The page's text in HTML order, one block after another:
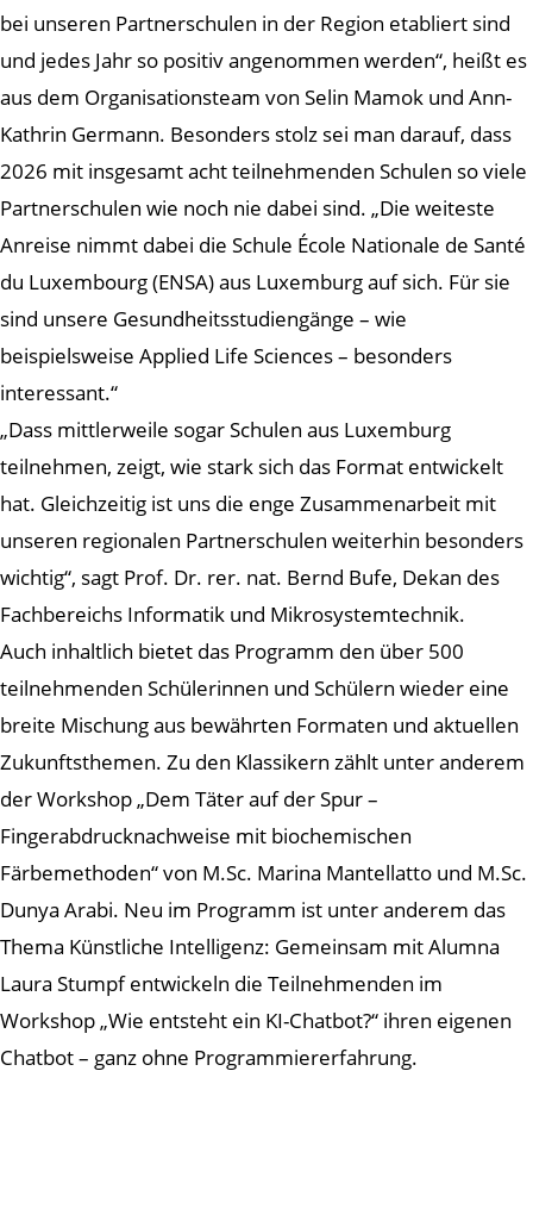
bei unseren Partnerschulen in der Region etabliert sind
und jedes Jahr so positiv angenommen werden“, heißt es
aus dem Organisationsteam von Selin Mamok und Ann-
Kathrin Germann. Besonders stolz sei man darauf, dass
2026 mit insgesamt acht teilnehmenden Schulen so viele
Partnerschulen wie noch nie dabei sind. „Die weiteste
Anreise nimmt dabei die Schule École Nationale de Santé
du Luxembourg (ENSA) aus Luxemburg auf sich. Für sie
sind unsere Gesundheitsstudiengänge – wie
beispielsweise Applied Life Sciences – besonders
interessant.“
„Dass mittlerweile sogar Schulen aus Luxemburg
teilnehmen, zeigt, wie stark sich das Format entwickelt
hat. Gleichzeitig ist uns die enge Zusammenarbeit mit
unseren regionalen Partnerschulen weiterhin besonders
wichtig“, sagt Prof. Dr. rer. nat. Bernd Bufe, Dekan des
Fachbereichs Informatik und Mikrosystemtechnik.
Auch inhaltlich bietet das Programm den über 500
teilnehmenden Schülerinnen und Schülern wieder eine
breite Mischung aus bewährten Formaten und aktuellen
Zukunftsthemen. Zu den Klassikern zählt unter anderem
der Workshop „Dem Täter auf der Spur –
Fingerabdrucknachweise mit biochemischen
Färbemethoden“ von M.Sc. Marina Mantellatto und M.Sc.
Dunya Arabi. Neu im Programm ist unter anderem das
Thema Künstliche Intelligenz: Gemeinsam mit Alumna
Laura Stumpf entwickeln die Teilnehmenden im
Workshop „Wie entsteht ein KI-Chatbot?“ ihren eigenen
Chatbot – ganz ohne Programmiererfahrung.